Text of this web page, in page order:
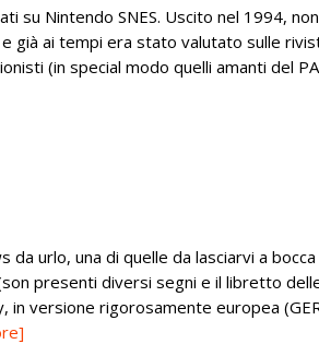
su Nintendo SNES. Uscito nel 1994,
già ai tempi era stato valutato sulle
(in special modo quelli amanti del
urlo, una di quelle da lasciarvi a
presenti diversi segni e il libretto
in versione rigorosamente europea